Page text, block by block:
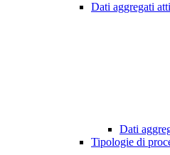
Dati aggregati
Dati
Tipologie di